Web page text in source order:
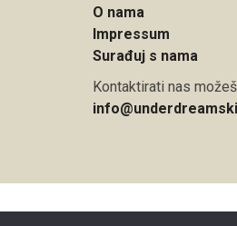
O nama
Impressum
Surađuj s nama
Kontaktirati nas možeš